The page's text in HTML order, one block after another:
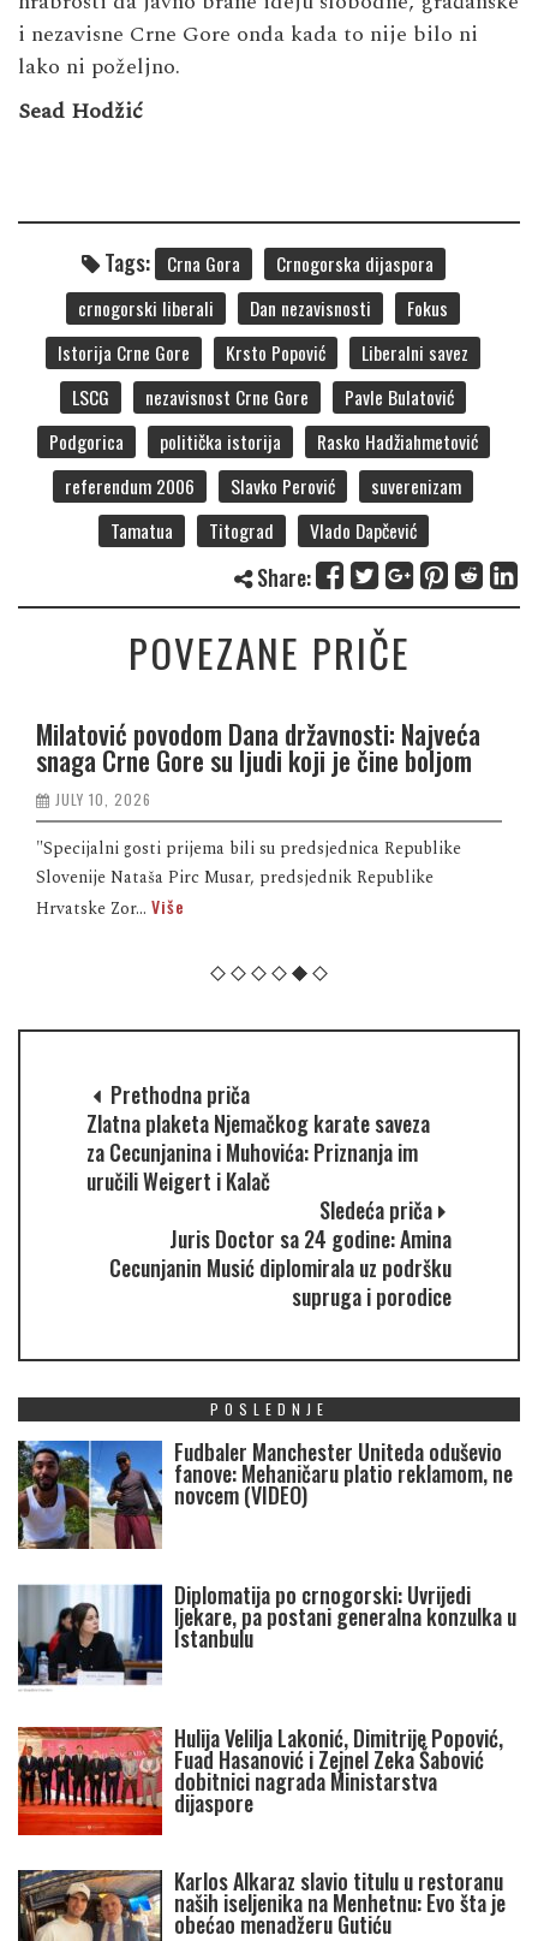
i nezavisne Crne Gore onda kada to nije bilo ni
lako ni poželjno.
Sead Hodžić
Tags: Crna Gora
Crnogorska dijaspora
crnogorski liberali
Dan nezavisnosti
Fokus
Istorija Crne Gore
Krsto Popović
Liberalni savez
LSCG
nezavisnost Crne Gore
Pavle Bulatović
Podgorica
politička istorija
Rasko Hadžiahmetović
referendum 2006
Slavko Perović
suverenizam
Tamatua
Titograd Vlado Dapčević
Share:
POVEZANE PRIČE
Milatović povodom Dana državnosti: Najveća
snaga Crne Gore su ljudi koji je čine boljom
JULY 10, 2026
"Specijalni gosti prijema bili su predsjednica Republike
Slovenije Nataša Pirc Musar, predsjednik Republike
Hrvatske Zor... Više
Prethodna priča
Zlatna plaketa Njemačkog karate saveza
za Cecunjanina i Muhovića: Priznanja im
uručili Weigert i Kalač
Sledeća priča
Juris Doctor sa 24 godine: Amina
Cecunjanin Musić diplomirala uz podršku
supruga i porodice
POSLEDNJE
Fudbaler Manchester Uniteda oduševio
fanove: Mehaničaru platio reklamom, ne
novcem (VIDEO)
Diplomatija po crnogorski: Uvrijedi
ljekare, pa postani generalna konzulka u
Istanbulu
Hulija Velilja Lakonić, Dimitrije Popović,
Fuad Hasanović i Zejnel Zeka Šabović
dobitnici nagrada Ministarstva
dijaspore
Karlos Alkaraz slavio titulu u restoranu
naših iseljenika na Menhetnu: Evo šta je
obećao menadžeru Gutiću